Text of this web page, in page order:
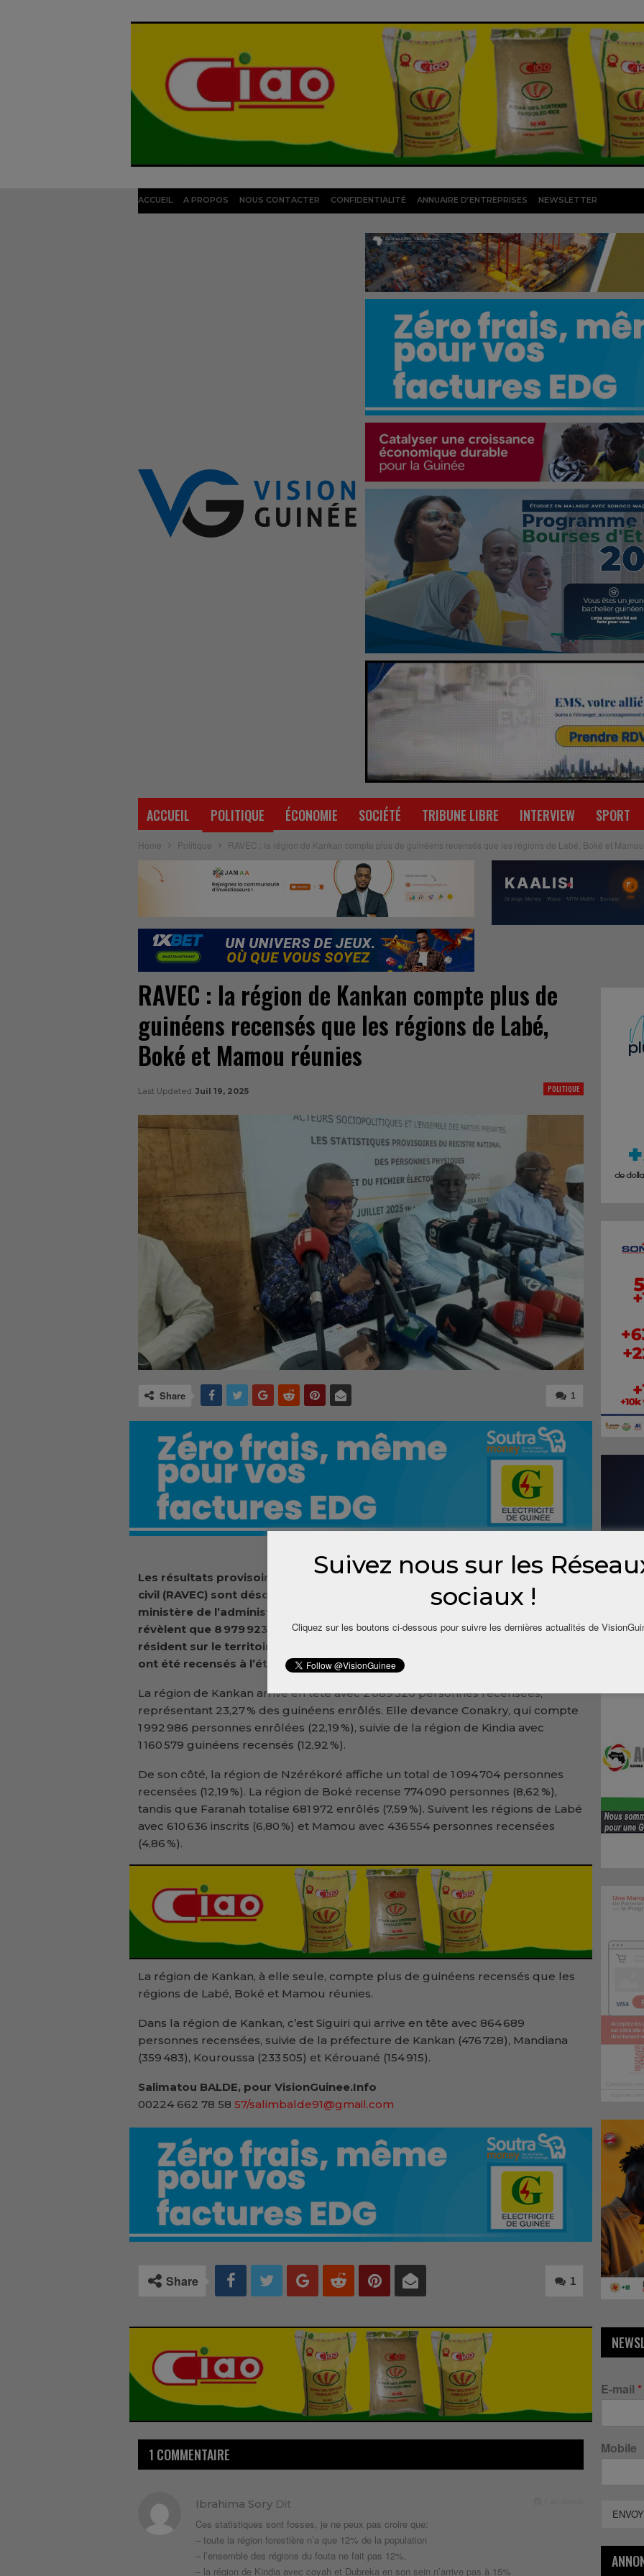
ACCUEIL A PROPOS NOUS CONTACTER CONFIDENTIALITÉ ANNUAIRE D’ENTREPRISES NEWSLETTER
ACCUEIL POLITIQUE ÉCONOMIE SOCIÉTÉ TRIBUNE LIBRE INTERVIEW SPORT
Home Politique RAVEC : la région de Kankan compte plus de guinéens recensés que les régions de Labé, Boké et
RAVEC : la région de Kankan compte plus de
guinéens recensés que les régions de Labé,
Boké et Mamou réunies
POLITIQUE
Last Updated Juil 19, 2025
1
Share
Les résultats provisoires du Recensement administratif à vocation d’état
civil (RAVEC) sont désormais disponibles. Les données publiées par le
ministère de l’administration du territoire et de la décentralisation (MATD)
révèlent que 8 979 923
guinéens ont été enrôlés. Parmi eux, 8 840 841
résident sur le territoire national (soit 98,45 %), tandis que 139 082
ont été recensés à l’étranger (1,55 %).
La région de Kankan arrive en tête avec 2 089 320 personnes recensées,
représentant 23,27 % des guinéens enrôlés. Elle devance Conakry, qui compte
1 992 986 personnes enrôlées (22,19 %), suivie de la région de Kindia avec
1 160 579 guinéens recensés (12,92 %).
De son côté, la région de Nzérékoré affiche un total de 1 094 704 personnes
recensées (12,19 %). La région de Boké recense 774 090 personnes (8,62 %),
tandis que Faranah totalise 681 972 enrôlés (7,59 %). Suivent les régions de Labé
avec 610 636 inscrits (6,80 %) et Mamou avec 436 554 personnes recensées
(4,86 %).
La région de Kankan, à elle seule, compte plus de guinéens recensés que les
régions de Labé, Boké et Mamou réunies.
Dans la région de Kankan, c’est Siguiri qui arrive en tête avec 864 689
personnes recensées, suivie de la préfecture de Kankan (476 728), Mandiana
(359 483), Kouroussa (233 505) et Kérouané (154 915).
Salimatou BALDE, pour VisionGuinee.Info
00224 662 78 58 57/salimbalde91@gmail.com
1
Share
1 COMMENTAIRE
Ibrahima Sory Dit
Ces statistiques sont fosses, je ne peux pas croire que:
– toute la région forestière n’a que 12% de la population
– l’ensemble des régions du fouta ne fait pas 12%,
– la région de Kindia avec coyah et Dubreka en son sein n’arrive pas à 15%
E-mail *
Mobile
Suivez nous sur les
sociaux !
Cliquez sur les boutons ci-dessous pour suivre les dernières actualités de